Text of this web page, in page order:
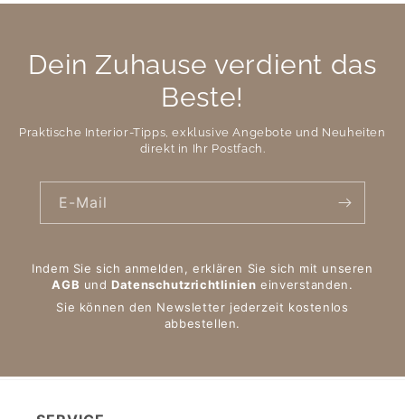
Dein Zuhause verdient das
Beste!
Praktische Interior-Tipps, exklusive Angebote und Neuheiten
direkt in Ihr Postfach.
E-Mail
Indem Sie sich anmelden, erklären Sie sich mit unseren
AGB undDatenschutzrichtlinien einverstanden.
Sie können den Newsletter jederzeit kostenlos
abbestellen.